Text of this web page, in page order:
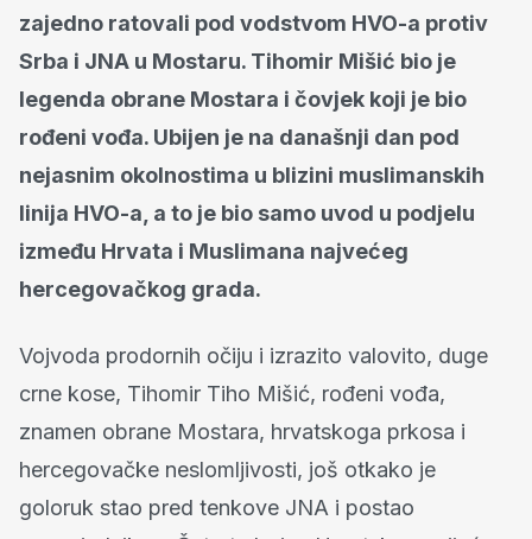
zajedno ratovali pod vodstvom HVO-a protiv
Srba i JNA u Mostaru. Tihomir Mišić bio je
legenda obrane Mostara i čovjek koji je bio
rođeni vođa. Ubijen je na današnji dan pod
nejasnim okolnostima u blizini muslimanskih
linija HVO-a, a to je bio samo uvod u podjelu
između Hrvata i Muslimana najvećeg
hercegovačkog grada.
Vojvoda prodornih očiju i izrazito valovito, duge
crne kose, Tihomir Tiho Mišić, rođeni vođa,
znamen obrane Mostara, hrvatskoga prkosa i
hercegovačke neslomljivosti, još otkako je
goloruk stao pred tenkove JNA i postao